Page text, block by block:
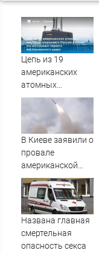
Цепь из 19
американских
атомных
подлодок
«окружает»
Россию и Китай:
это инструмент
массированного
В Киеве заявили о
провале
американской
операции «Убей
лучника» против
России
Названа главная
смертельная
опасность секса